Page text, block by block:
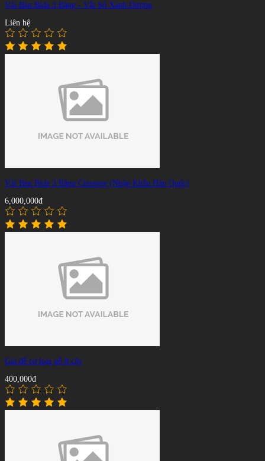
Vải Bàn Bida 3 Băng - Vắt Sổ Xanh Dương
Liên hệ
Vải Bàn Bida 3 Băng Classone (Nhập Khẩu Hàn Quốc)
6,000,000đ
Giá để cơ loại gỗ 8 cây
400,000đ